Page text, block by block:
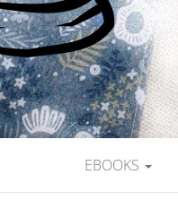
EBOOKS